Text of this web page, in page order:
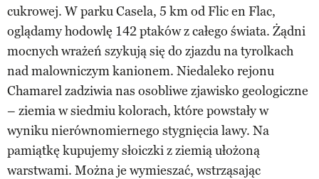
cukrowej. W parku Casela, 5 km od Flic en Flac,
oglądamy hodowlę 142 ptaków z całego świata. Żądni
mocnych wrażeń szykują się do zjazdu na tyrolkach
nad malowniczym kanionem. Niedaleko rejonu
Chamarel zadziwia nas osobliwe zjawisko geologiczne
– ziemia w siedmiu kolorach, które powstały w
wyniku nierównomiernego stygnięcia lawy. Na
pamiątkę kupujemy słoiczki z ziemią ułożoną
warstwami. Można je wymieszać, wstrząsając